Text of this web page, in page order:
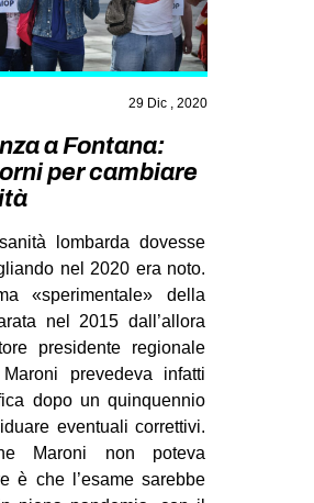
DEGENERAZIONE
GAZA FREESTYLE
CSOA LAMBRETTA
MSM
TSUNAMI
MOBILITAZIONI
SPAZI
SPORT POPOLARE
MOVIMENTI
AMBIENTE
ANTIFASCISMO
29 Dic , 2020
a Fontana:
per cambiare
lombarda dovesse
nel 2020 era noto.
«sperimentale» della
nel 2015 dall’allora
presidente regionale
Maroni prevedeva infatti
dopo un quinquennio
eventuali correttivi.
Maroni non poteva
è che l’esame sarebbe